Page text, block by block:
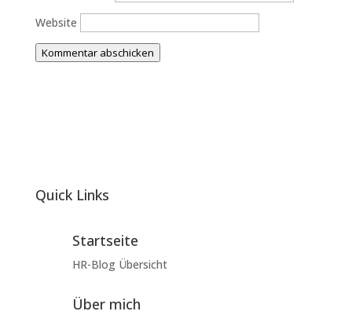
Website
Kommentar abschicken
Quick Links
Startseite
HR-Blog Übersicht
Über mich